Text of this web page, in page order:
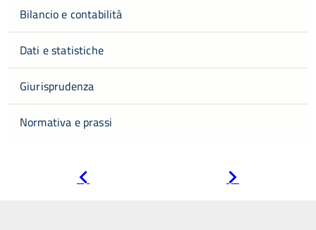
Bilancio e contabilità
Dati e statistiche
Giurisprudenza
Normativa e prassi